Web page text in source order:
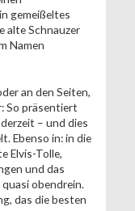
gemeißeltes
alte Schnauzer
Namen
an den Seiten,
So präsentiert
– und dies
Ebenso in: in die
Elvis-Tolle,
und das
obendrein.
das die besten